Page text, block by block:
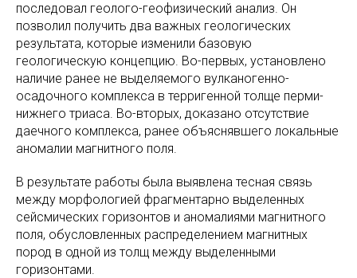
последовал геолого-геофизический анализ. Он
позволил получить два важных геологических
результата, которые изменили базовую
геологическую концепцию. Во-первых, установлено
наличие ранее не выделяемого вулканогенно-
осадочного комплекса в терригенной толще перми-
нижнего триаса. Во-вторых, доказано отсутствие
даечного комплекса, ранее объяснявшего локальные
аномалии магнитного поля.
В результате работы была выявлена тесная связь
между морфологией фрагментарно выделенных
сейсмических горизонтов и аномалиями магнитного
поля, обусловленных распределением магнитных
пород в одной из толщ между выделенными
горизонтами.